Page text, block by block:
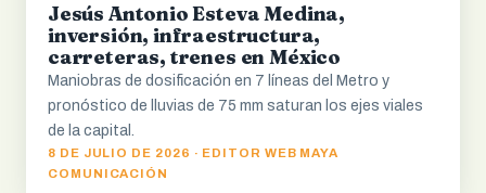
Jesús Antonio Esteva Medina,
inversión, infraestructura,
carreteras, trenes en México
Maniobras de dosificación en 7 líneas del Metro y
pronóstico de lluvias de 75 mm saturan los ejes viales
de la capital.
8 DE JULIO DE 2026 · EDITOR WEB MAYA
COMUNICACIÓN